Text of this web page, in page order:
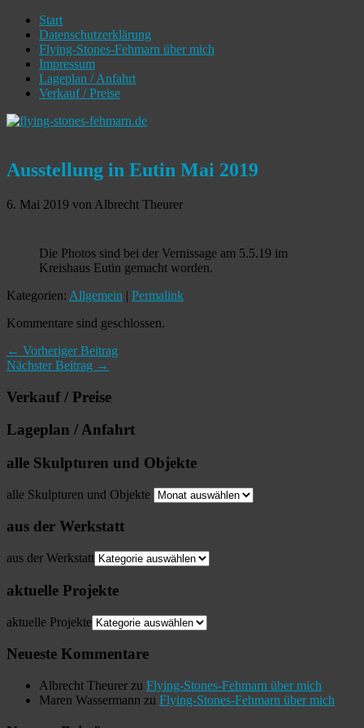
Start
Datenschutzerklärung
Flying-Stones-Fehmarn über mich
Impressum
Lageplan / Anfahrt
Verkauf / Preise
Ausstellung in Eutin Mai 2019
6. Mai 2019 von Albrecht Theurer
Die Photos sind bei der Vernissage am 5.5.19 im
Kreishaus Eutin gemacht worden.
Kategorien: Allgemein | Permalink
Kommentare sind geschlossen.
← Vorheriger Beitrag
Nächster Beitrag →
Verkauf / Preise
Lageplan / Anfahrt
alle Skulpturen und Objekte
alle Skulpturen und Objekte
aus der Werkstatt
aus der Werkstatt
aktuelle Projekte
aktuelle Projekte
Neueste Kommentare
Albrecht Theurer zu Flying-Stones-Fehmarn über mich
Maren Wassermann zu Flying-Stones-Fehmarn über mich